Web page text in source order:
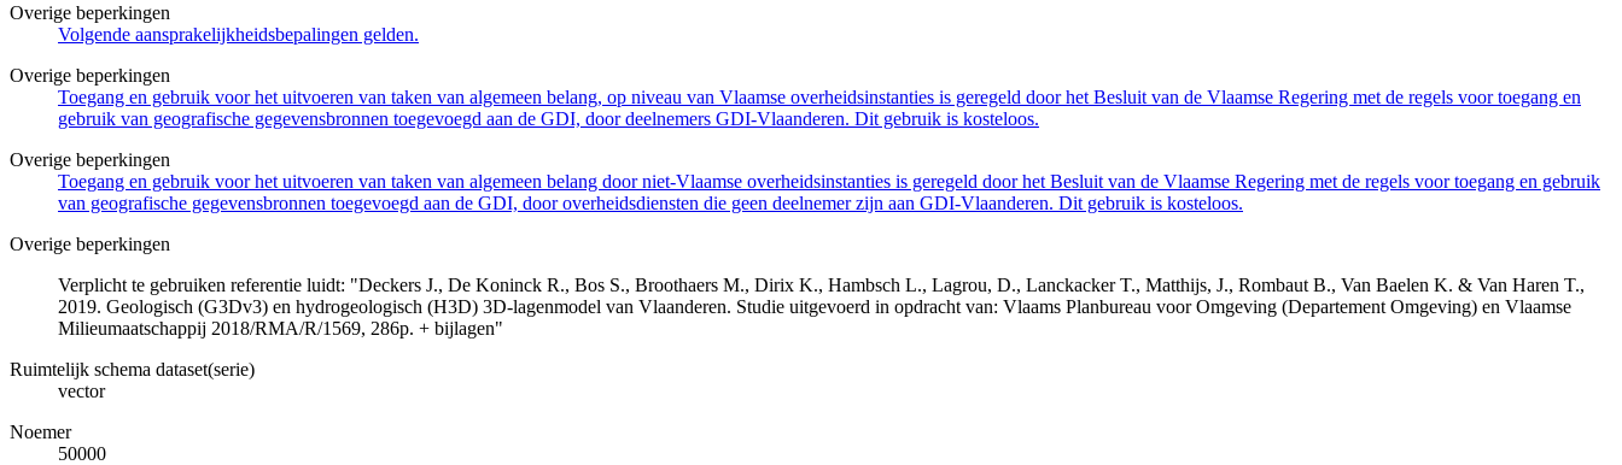
Overige beperkingen
Volgende aansprakelijkheidsbepalingen gelden.
Overige beperkingen
Toegang en gebruik voor het uitvoeren van taken van algemeen belang, op niveau van Vlaamse overheidsinstanties is geregeld door het Besluit van de Vlaamse Regering met de regels voor toegang en
gebruik van geografische gegevensbronnen toegevoegd aan de GDI, door deelnemers GDI-Vlaanderen. Dit gebruik is kosteloos.
Overige beperkingen
Toegang en gebruik voor het uitvoeren van taken van algemeen belang door niet-Vlaamse overheidsinstanties is geregeld door het Besluit van de Vlaamse Regering met de regels voor toegang en gebruik
van geografische gegevensbronnen toegevoegd aan de GDI, door overheidsdiensten die geen deelnemer zijn aan GDI-Vlaanderen. Dit gebruik is kosteloos.
Overige beperkingen
Verplicht te gebruiken referentie luidt: "Deckers J., De Koninck R., Bos S., Broothaers M., Dirix K., Hambsch L., Lagrou, D., Lanckacker T., Matthijs, J., Rombaut B., Van Baelen K. & Van Haren T.,
2019. Geologisch (G3Dv3) en hydrogeologisch (H3D) 3D-lagenmodel van Vlaanderen. Studie uitgevoerd in opdracht van: Vlaams Planbureau voor Omgeving (Departement Omgeving) en Vlaamse
Milieumaatschappij 2018/RMA/R/1569, 286p. + bijlagen"
Ruimtelijk schema dataset(serie)
vector
Noemer
50000